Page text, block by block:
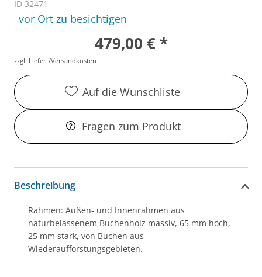
ID 32471
vor Ort zu besichtigen
479,00 € *
zzgl. Liefer-/Versandkosten
Auf die Wunschliste
Fragen zum Produkt
Beschreibung
Rahmen: Außen- und Innenrahmen aus
naturbelassenem Buchenholz massiv, 65 mm hoch,
25 mm stark, von Buchen aus
Wiederaufforstungsgebieten.